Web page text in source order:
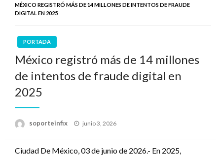
MÉXICO REGISTRÓ MÁS DE 14 MILLONES DE INTENTOS DE FRAUDE
DIGITAL EN 2025
PORTADA
México registró más de 14 millones
de intentos de fraude digital en
2025
soporteinfix
Publicado
junio 3, 2026
Ciudad De México, 03 de junio de 2026.- En 2025,